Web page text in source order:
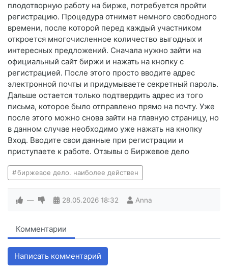
плодотворную работу на бирже, потребуется пройти
регистрацию. Процедура отнимет немного свободного
времени, после которой перед каждый участником
откроется многочисленное количество выгодных и
интересных предложений. Сначала нужно зайти на
официальный сайт биржи и нажать на кнопку с
регистрацией. После этого просто вводите адрес
электронной почты и придумываете секретный пароль.
Дальше остается только подтвердить адрес из того
письма, которое было отправлено прямо на почту. Уже
после этого можно снова зайти на главную страницу, но
в данном случае необходимо уже нажать на кнопку
Вход. Вводите свои данные при регистрации и
приступаете к работе. Отзывы о Биржевое дело
биржевое дело. наиболее действен
— 28.05.2026 18:32 Anna
Комментарии
Написать комментарий